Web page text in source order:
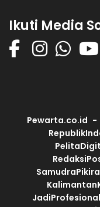
Ikuti Media
Pewarta.co.id